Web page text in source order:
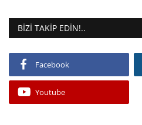
BIZI TAKIP EDIN!..
Facebook
Youtube